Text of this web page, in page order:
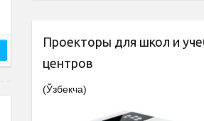
Проекторы для школ и
центров
(Ўзбекча)